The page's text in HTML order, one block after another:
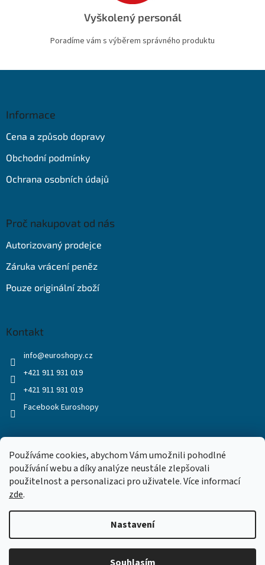
Používáme cookies, abychom Vám umožnili pohodlné
používání webu a díky analýze neustále zlepšovali
použitelnost a personalizaci pro uživatele. Více informací
zde.
Nastavení
Vyškolený personál
Poradíme vám s výběrem správného produktu
Informace
Cena a způsob dopravy
Obchodní podmínky
Ochrana osobních údajů
Proč nakupovat od nás
Autorizovaný prodejce
Záruka vrácení peněz
Pouze originální zboží
Kontakt
info@euroshopy.cz
+421 911 931 019
+421 911 931 019
Facebook Euroshopy
Vytvořil Shoptet